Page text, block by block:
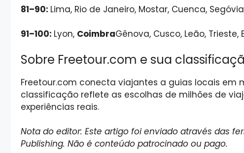
81–90: Lima, Rio de Janeiro, Mostar, Cuenca,
91–100: Lyon, CoimbraGênova, Cusco, Leão,
Sobre Freetour.com e sua
Freetour.com conecta viajantes a guias locais em
classificação reflete as escolhas de milhões de
experiências reais.
Nota do editor: Este artigo foi enviado através das
Publishing. Não é conteúdo patrocinado ou pago.